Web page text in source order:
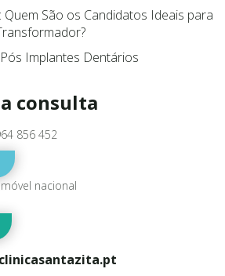
São os Candidatos Ideais para
Implantes Dentários
consulta
856 452
nacional